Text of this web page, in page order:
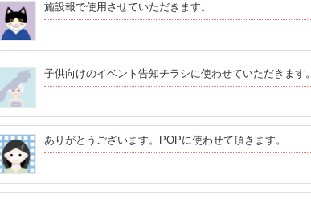
施設報で使用させていただきます。
子供向けのイベント告知チラシに使わせていただきます。
ありがとうございます。POPに使わせて頂きます。